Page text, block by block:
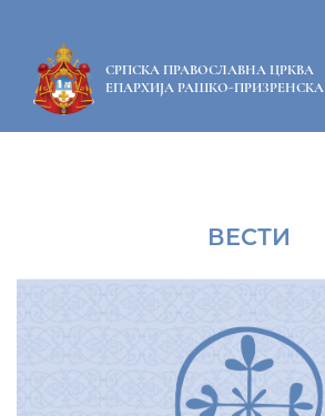
СРПСКА ПРАВОСЛАВНА ЦРКВА
ЕПАРХИЈА РАШКО-ПРИЗРЕНСКА
ВЕСТИ